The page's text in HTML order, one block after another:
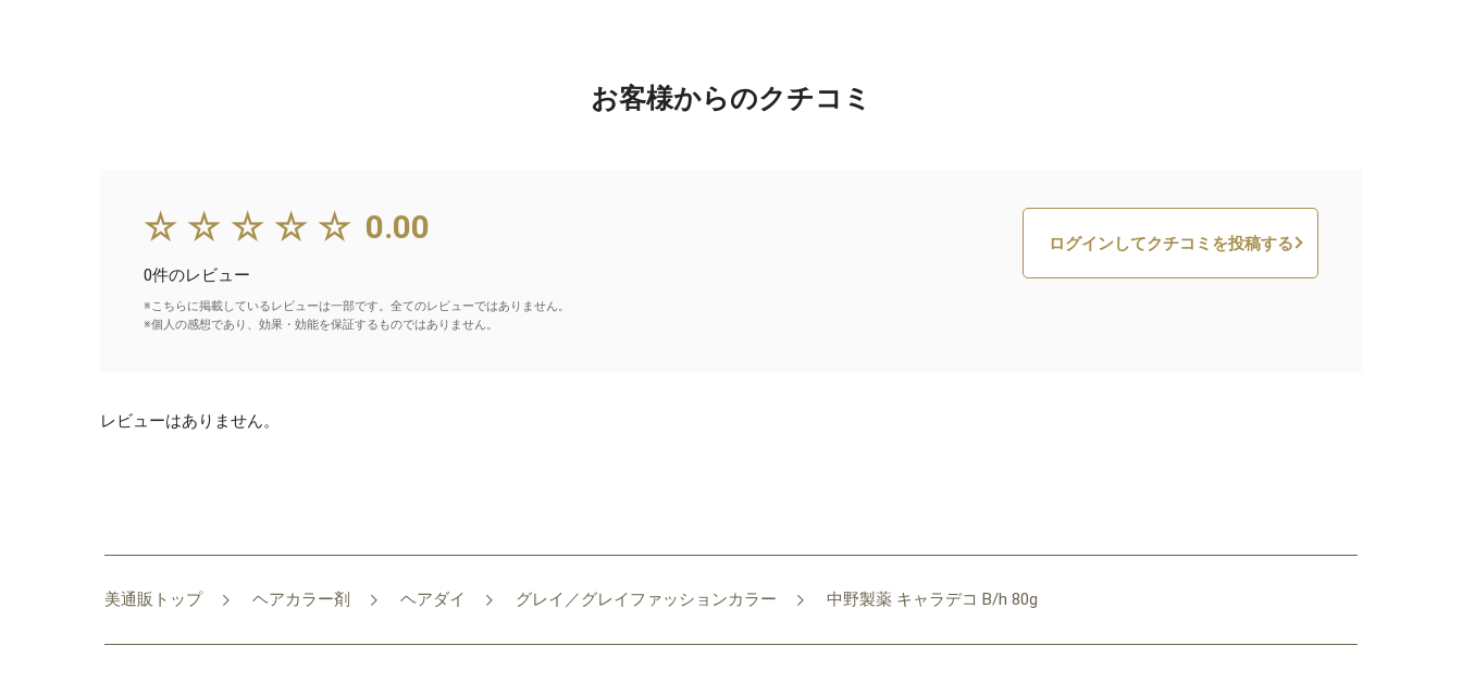
お客様からのクチコミ
☆☆☆☆☆ 0.00
0件のレビュー
※こちらに掲載しているレビューは一部です。全てのレビューではありません。
※個人の感想であり、効果・効能を保証するものではありません。
ログインしてクチコミを投稿する
レビューはありません。
美通販トップ ヘアカラー剤 ヘアダイ グレイ／グレイファッションカラー 中野製薬 キャラデコ B/h 80g